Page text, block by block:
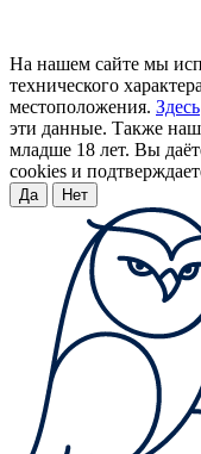
На нашем сайте мы
технического
местоположения. Здесь
эти данные. Также наш
младше 18 лет. Вы
cookies и
Да Нет